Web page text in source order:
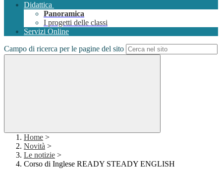
Didattica
Panoramica
I progetti delle classi
Servizi Online
Campo di ricerca per le pagine del sito
Home >
Novità >
Le notizie >
Corso di Inglese READY STEADY ENGLISH